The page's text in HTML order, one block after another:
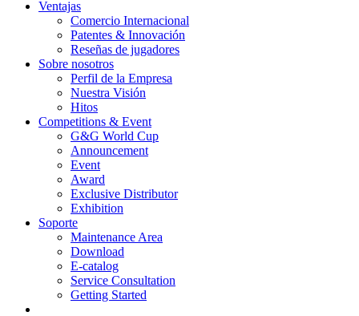
Ventajas
Comercio Internacional
Patentes & Innovación
Reseñas de jugadores
Sobre nosotros
Perfil de la Empresa
Nuestra Visión
Hitos
Competitions & Event
G&G World Cup
Announcement
Event
Award
Exclusive Distributor
Exhibition
Soporte
Maintenance Area
Download
E-catalog
Service Consultation
Getting Started